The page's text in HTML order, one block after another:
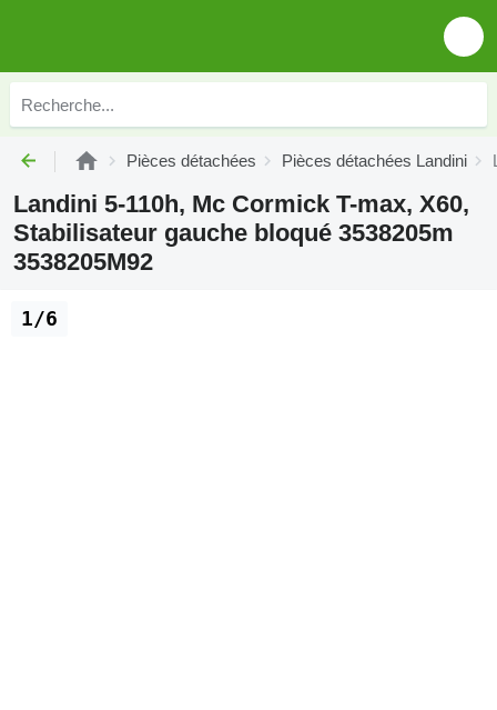
Pièces détachées Pièces détachées Landini
Landini 5-110h, Mc Cormick T-max, X60,
Stabilisateur gauche bloqué 3538205m
3538205M92
1/6